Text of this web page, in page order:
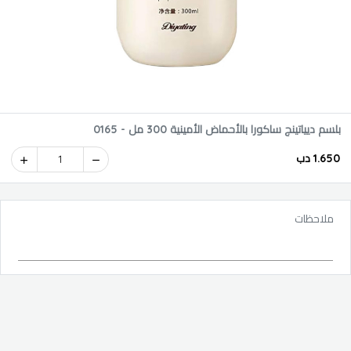
بلسم ديياتينج ساكورا بالأحماض الأمينية 300 مل - 0165
1.650 دب 1
ملاحظات